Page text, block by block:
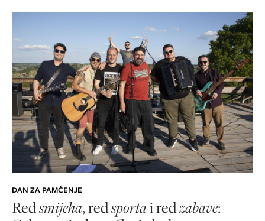
DAN ZA PAMĆENJE
Redsmijeha, redsportai redzabave: